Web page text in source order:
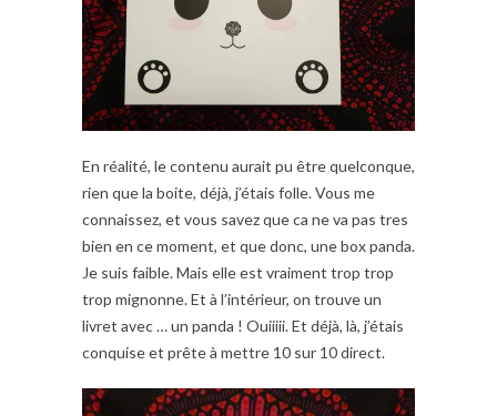
En réalité, le contenu aurait pu être quelconque,
rien que la boite, déjà, j’étais folle. Vous me
connaissez, et vous savez que ca ne va pas tres
bien en ce moment, et que donc, une box panda.
Je suis faible. Mais elle est vraiment trop trop
trop mignonne. Et à l’intérieur, on trouve un
livret avec … un panda ! Ouiiiii. Et déjà, là, j’étais
conquise et prête à mettre 10 sur 10 direct.